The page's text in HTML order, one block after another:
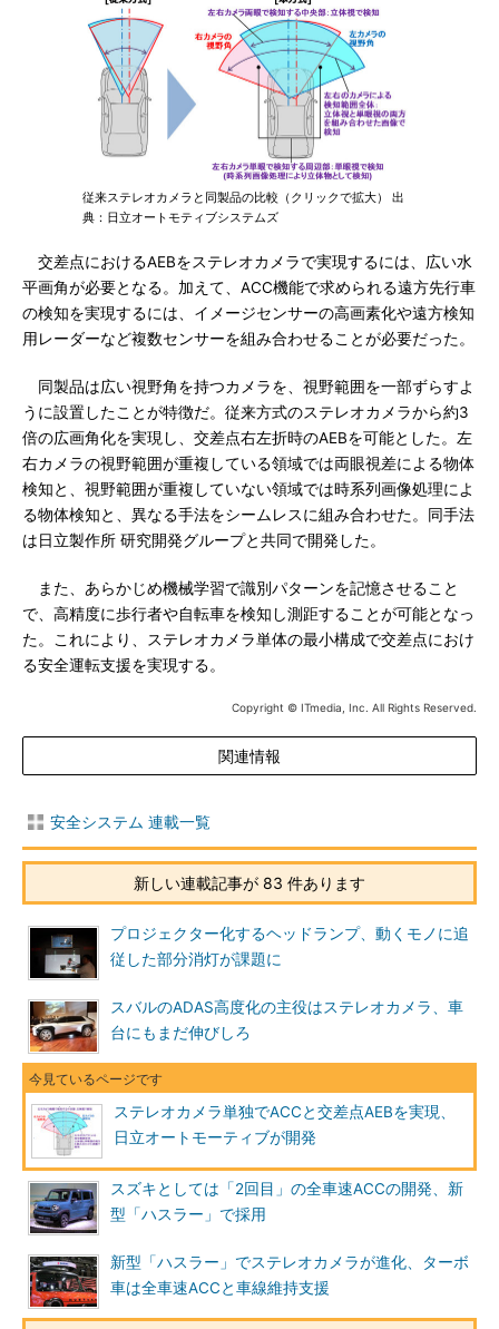
従来ステレオカメラと同製品の比較（クリックで拡大） 出
典：日立オートモティブシステムズ
交差点におけるAEBをステレオカメラで実現するには、広い水
平画角が必要となる。加えて、ACC機能で求められる遠方先行車
の検知を実現するには、イメージセンサーの高画素化や遠方検知
用レーダーなど複数センサーを組み合わせることが必要だった。
同製品は広い視野角を持つカメラを、視野範囲を一部ずらすよ
うに設置したことが特徴だ。従来方式のステレオカメラから約3
倍の広画角化を実現し、交差点右左折時のAEBを可能とした。左
右カメラの視野範囲が重複している領域では両眼視差による物体
検知と、視野範囲が重複していない領域では時系列画像処理によ
る物体検知と、異なる手法をシームレスに組み合わせた。同手法
は日立製作所 研究開発グループと共同で開発した。
また、あらかじめ機械学習で識別パターンを記憶させること
で、高精度に歩行者や自転車を検知し測距することが可能となっ
た。これにより、ステレオカメラ単体の最小構成で交差点におけ
る安全運転支援を実現する。
Copyright © ITmedia, Inc. All Rights Reserved.
関連情報
安全システム 連載一覧
新しい連載記事が 83 件あります
プロジェクター化するヘッドランプ、動くモノに追
従した部分消灯が課題に
スバルのADAS高度化の主役はステレオカメラ、車
台にもまだ伸びしろ
ステレオカメラ単独でACCと交差点AEBを実現、
日立オートモーティブが開発
スズキとしては「2回目」の全車速ACCの開発、新
型「ハスラー」で採用
新型「ハスラー」でステレオカメラが進化、ターボ
車は全車速ACCと車線維持支援